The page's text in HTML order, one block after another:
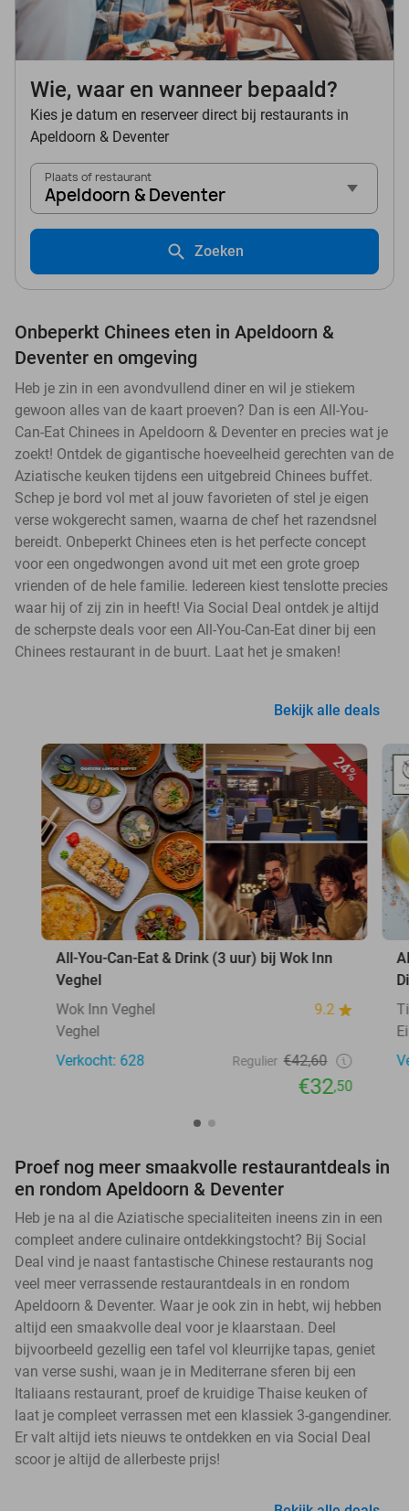
Wie, waar en wanneer bepaald?
Kies je datum en reserveer direct bij restaurants in
Apeldoorn & Deventer
Plaats of restaurant
Apeldoorn & Deventer
Zoeken
Onbeperkt Chinees eten in Apeldoorn &
Deventer en omgeving
Heb je zin in een avondvullend diner en wil je stiekem
gewoon alles van de kaart proeven? Dan is een All-You-
Can-Eat Chinees in Apeldoorn & Deventer en precies wat je
zoekt! Ontdek de gigantische hoeveelheid gerechten van de
Aziatische keuken tijdens een uitgebreid Chinees buffet.
Schep je bord vol met al jouw favorieten of stel je eigen
verse wokgerecht samen, waarna de chef het razendsnel
bereidt. Onbeperkt Chinees eten is het perfecte concept
voor een ongedwongen avond uit met een grote groep
vrienden of de hele familie. Iedereen kiest tenslotte precies
waar hij of zij zin in heeft! Via Social Deal ontdek je altijd
de scherpste deals voor een All-You-Can-Eat diner bij een
Chinees restaurant in de buurt. Laat het je smaken!
Bekijk alle deals
24%
All-You-Can-Eat & Drink (3 uur) bij Wok Inn
Veghel
Wok Inn Veghel
9.2
Veghel
Verkocht: 628
Regulier €42,60
€32,50
Proef nog meer smaakvolle restaurantdeals in
en rondom Apeldoorn & Deventer
Heb je na al die Aziatische specialiteiten ineens zin in een
compleet andere culinaire ontdekkingstocht? Bij Social
Deal vind je naast fantastische Chinese restaurants nog
veel meer verrassende restaurantdeals in en rondom
Apeldoorn & Deventer. Waar je ook zin in hebt, wij hebben
altijd een smaakvolle deal voor je klaarstaan. Deel
bijvoorbeeld gezellig een tafel vol kleurrijke tapas, geniet
van verse sushi, waan je in Mediterrane sferen bij een
Italiaans restaurant, proef de kruidige Thaise keuken of
laat je compleet verrassen met een klassiek 3-gangendiner.
Er valt altijd iets nieuws te ontdekken en via Social Deal
scoor je altijd de allerbeste prijs!